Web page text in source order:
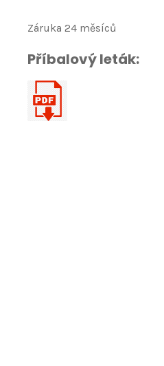
Záruka 24 měsíců
Příbalový leták: